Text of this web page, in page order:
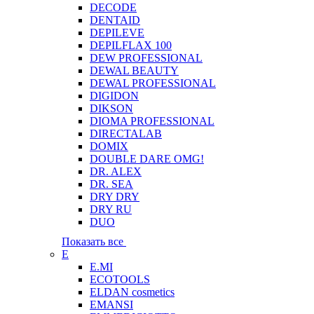
DECODE
DENTAID
DEPILEVE
DEPILFLAX 100
DEW PROFESSIONAL
DEWAL BEAUTY
DEWAL PROFESSIONAL
DIGIDON
DIKSON
DIOMA PROFESSIONAL
DIRECTALAB
DOMIX
DOUBLE DARE OMG!
DR. ALEX
DR. SEA
DRY DRY
DRY RU
DUO
Показать все
E
E.MI
ECOTOOLS
ELDAN cosmetics
EMANSI